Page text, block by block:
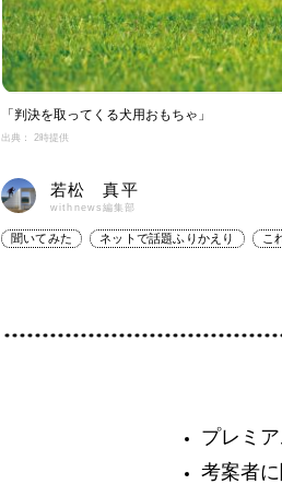
「判決を取ってくる犬用おもちゃ」
出典： 2時提供
若松 真平
withnews編集部
聞いてみた ネットで話題ふりかえり こ
プレミ
考案者